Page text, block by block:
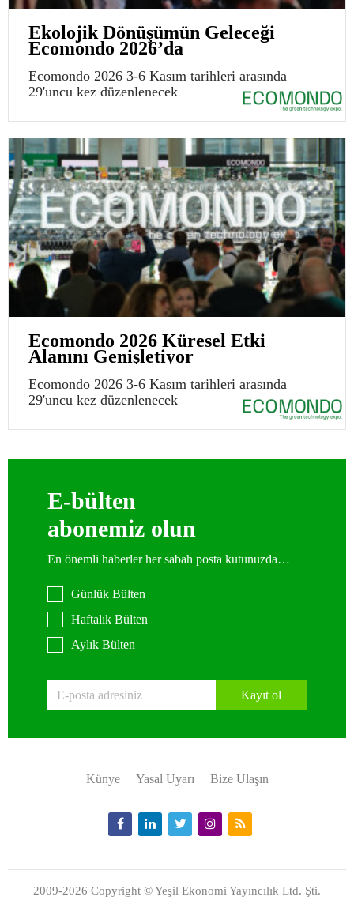
Ekolojik Dönüşümün Geleceği
Ecomondo 2026’da
Ecomondo 2026 3-6 Kasım tarihleri arasında
29'uncu kez düzenlenecek
Ecomondo 2026 Küresel Etki
Alanını Genişletiyor
Ecomondo 2026 3-6 Kasım tarihleri arasında
29'uncu kez düzenlenecek
E-bülten
abonemiz olun
En önemli haberler her sabah posta kutunuzda…
Günlük Bülten
Haftalık Bülten
Aylık Bülten
Kayıt ol
Künye Yasal Uyarı Bize Ulaşın
2009-2026 Copyright © Yeşil Ekonomi Yayıncılık Ltd. Şti.